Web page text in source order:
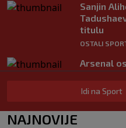
Sanjin
titulu
OSTALI
Arsenal
Júnior i
NOGOMET
Idi na Sport
NAJNOVIJE